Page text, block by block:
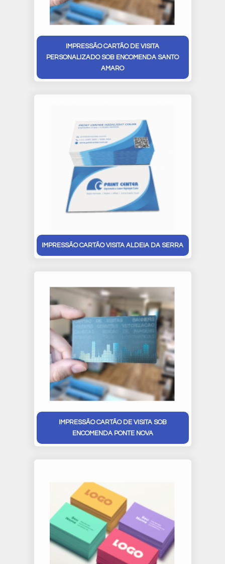
IMPRESSÃO CARTÃO DE VISITA
PERSONALIZADO SOB ENCOMENDA SANTO
AMARO
IMPRESSÃO CARTÃO VISITA ALDEIA DA SERRA
IMPRESSÃO CARTÃO DE VISITA SOB
ENCOMENDA PONTE NOVA